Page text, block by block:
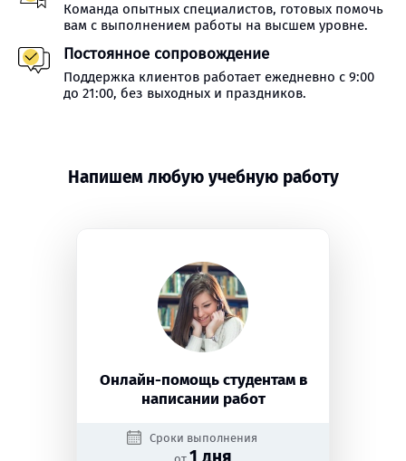
Команда опытных специалистов, готовых помочь
вам с выполнением работы на высшем уровне.
Постоянное сопровождение
Поддержка клиентов работает ежедневно с 9:00
до 21:00, без выходных и праздников.
Напишем любую учебную работу
Онлайн-помощь студентам в
написании работ
Сроки выполнения